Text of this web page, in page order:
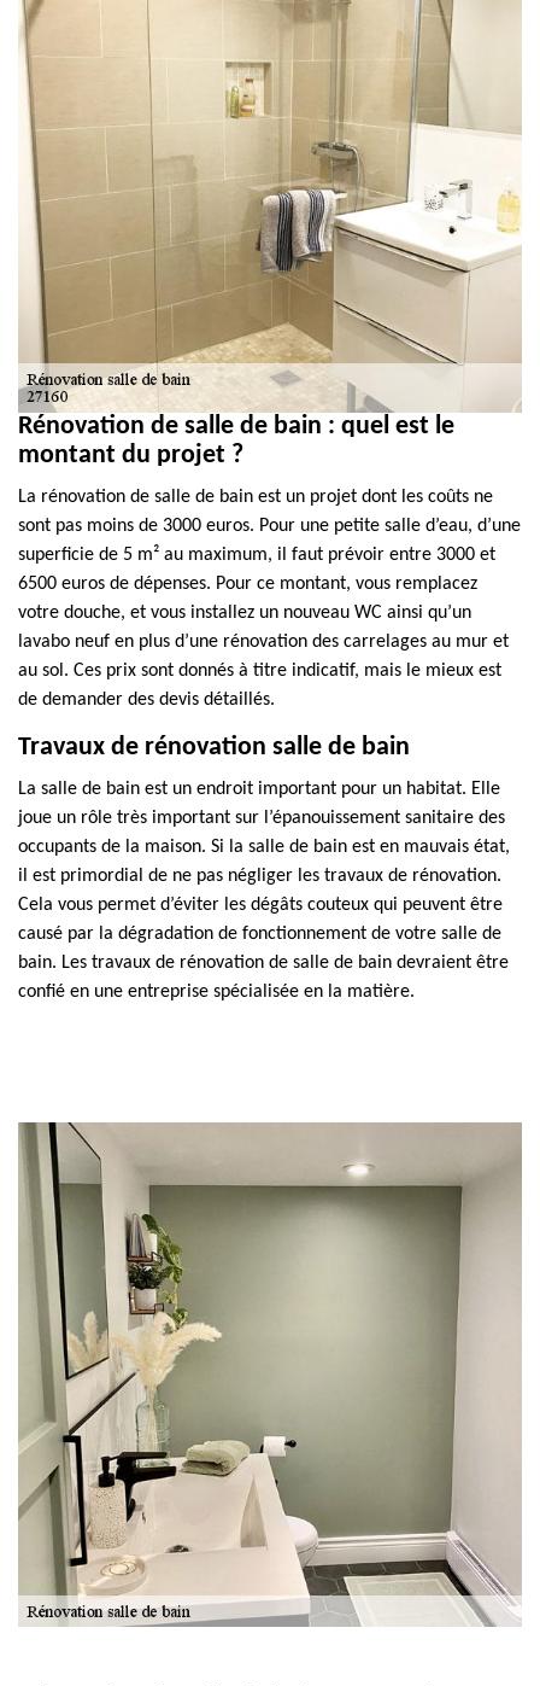
Rénovation de salle de bain : quel est le
montant du projet ?
La rénovation de salle de bain est un projet dont les coûts ne
sont pas moins de 3000 euros. Pour une petite salle d’eau, d’une
superficie de 5 m² au maximum, il faut prévoir entre 3000 et
6500 euros de dépenses. Pour ce montant, vous remplacez
votre douche, et vous installez un nouveau WC ainsi qu’un
lavabo neuf en plus d’une rénovation des carrelages au mur et
au sol. Ces prix sont donnés à titre indicatif, mais le mieux est
de demander des devis détaillés.
Travaux de rénovation salle de bain
La salle de bain est un endroit important pour un habitat. Elle
joue un rôle très important sur l’épanouissement sanitaire des
occupants de la maison. Si la salle de bain est en mauvais état,
il est primordial de ne pas négliger les travaux de rénovation.
Cela vous permet d’éviter les dégâts couteux qui peuvent être
causé par la dégradation de fonctionnement de votre salle de
bain. Les travaux de rénovation de salle de bain devraient être
confié en une entreprise spécialisée en la matière.